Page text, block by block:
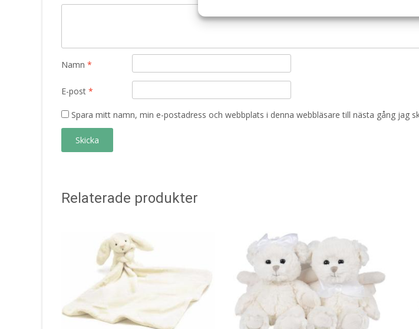
Namn *
E-post *
Spara mitt namn, min e-postadress och webbplats i denna webbläsare till nästa gång jag
Relaterade produkter